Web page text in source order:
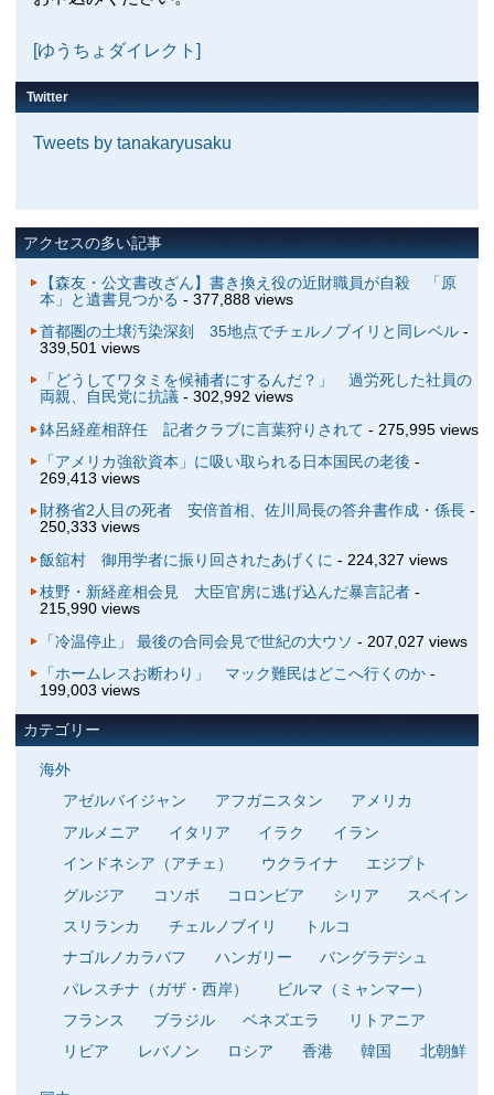
[ゆうちょダイレクト]
Twitter
Tweets by tanakaryusaku
アクセスの多い記事
【森友・公文書改ざん】書き換え役の近財職員が自殺 「原
本」と遺書見つかる - 377,888 views
首都圏の土壌汚染深刻 35地点でチェルノブイリと同レベル-
339,501 views
「どうしてワタミを候補者にするんだ？」 過労死した社員の
両親、自民党に抗議- 302,992 views
鉢呂経産相辞任 記者クラブに言葉狩りされて - 275,995 views
「アメリカ強欲資本」に吸い取られる日本国民の老後 -
269,413 views
財務省2人目の死者 安倍首相、佐川局長の答弁書作成・係長-
250,333 views
飯舘村 御用学者に振り回されたあげくに - 224,327 views
枝野・新経産相会見 大臣官房に逃げ込んだ暴言記者-
215,990 views
「冷温停止」 最後の合同会見で世紀の大ウソ - 207,027 views
「ホームレスお断わり」 マック難民はどこへ行くのか-
199,003 views
カテゴリー
海外
アゼルバイジャン
アフガニスタン
アメリカ
アルメニア
イタリア イラク
イラン
インドネシア（アチェ）
ウクライナ
エジプト
グルジア
コソボ コロンビア シリア
スペイン
スリランカ
チェルノブイリ
トルコ
ナゴルノカラバフ
ハンガリー
バングラデシュ
パレスチナ（ガザ・西岸）
ビルマ（ミャンマー）
フランス
ブラジル ベネズエラ
リトアニア
リビア
レバノン ロシア 香港 韓国 北朝鮮